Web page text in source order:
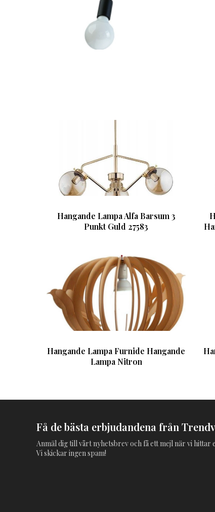
Hangande Lampa Alfa Barsum 3
Punkt Guld 27583
Hangande Lampa Furnide Hangande
Lampa Nitron
Få de bästa erbjudandena från
Anmäl dig till vårt nyhetsbrev och få ett mejl när vi hittar
Vi skickar ingen spam!